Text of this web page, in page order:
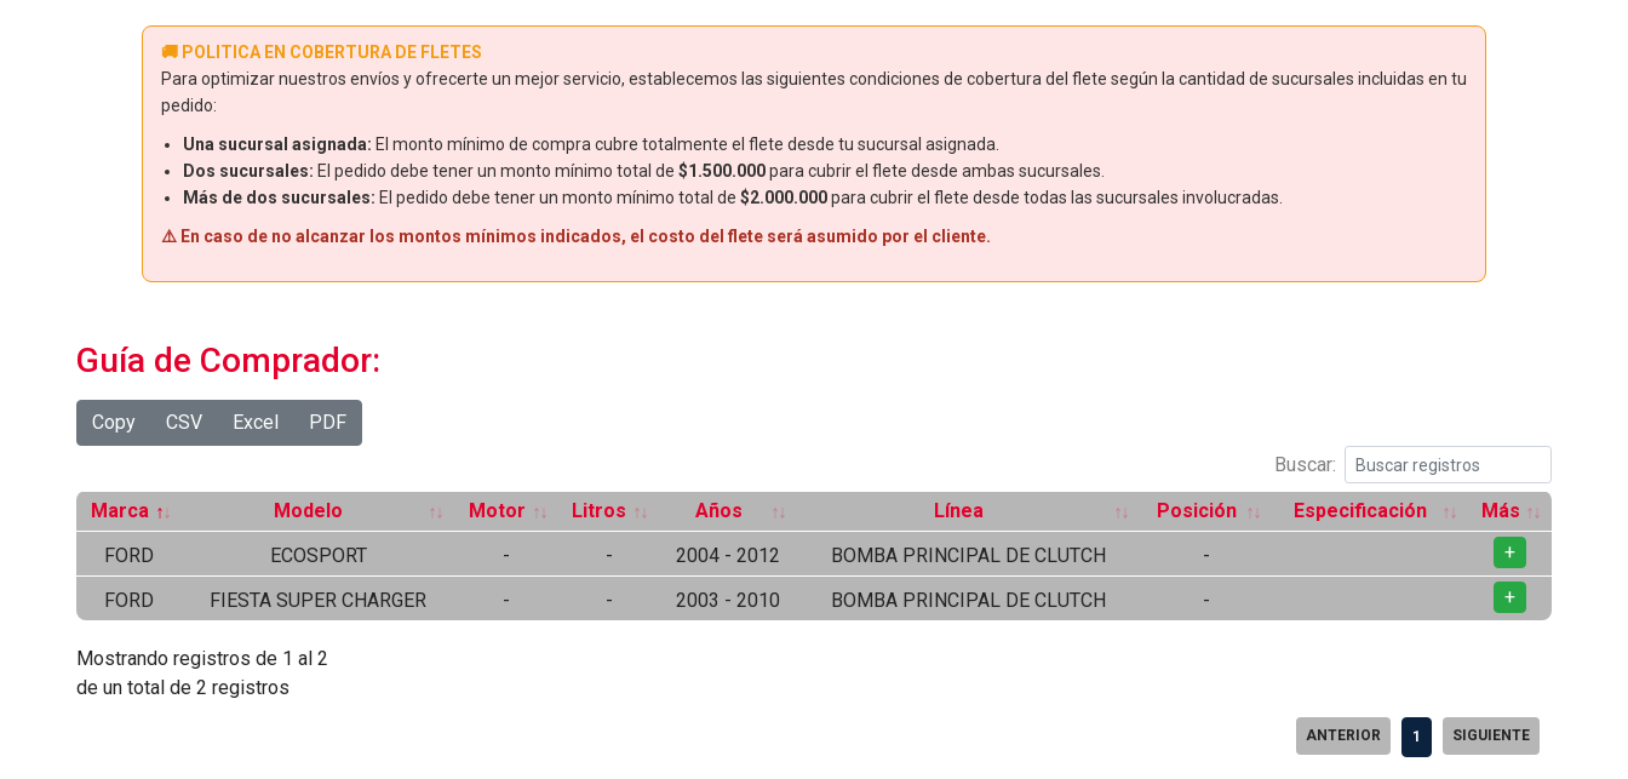
🚚 POLITICA EN COBERTURA DE FLETES
Para optimizar nuestros envíos y ofrecerte un mejor servicio, establecemos las siguientes condiciones de cobertura del flete según la cantidad de sucursales incluidas en tu
pedido:
Una sucursal asignada: El monto mínimo de compra cubre totalmente el flete desde tu sucursal asignada.
Dos sucursales: El pedido debe tener un monto mínimo total de $1.500.000para cubrir el flete desde ambas sucursales.
Más de dos sucursales: El pedido debe tener un monto mínimo total de $2.000.000para cubrir el flete desde todas las sucursales involucradas.
⚠️ En caso de no alcanzar los montos mínimos indicados, el costo del flete será asumido por el cliente.
Guía de Comprador:
Copy CSV Excel
PDF
Buscar:
Marca Modelo Motor Litros Años Línea Posición Especificación
Más
FORD
ECOSPORT - - 2004 - 2012 BOMBA PRINCIPAL DE CLUTCH - +
FORD FIESTA SUPER CHARGER - - 2003 - 2010 BOMBA PRINCIPAL DE CLUTCH - +
Mostrando registros de 1 al 2
de un total de 2 registros
ANTERIOR 1 SIGUIENTE